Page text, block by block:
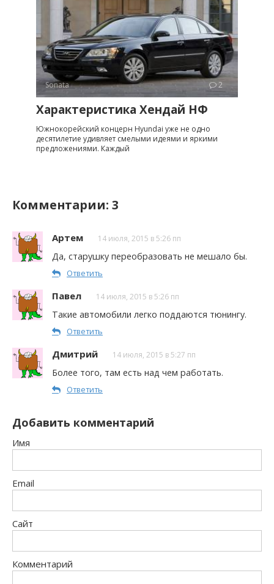
Sonata 2
Характеристика Хендай НФ
Южнокорейский концерн Hyundai уже не одно
десятилетие удивляет смелыми идеями и яркими
предложениями. Каждый
Комментарии: 3
Артем 14 июля, 2015 в 5:26 пп
Да, старушку переобразовать не мешало бы.
Ответить
Павел 14 июля, 2015 в 5:26 пп
Такие автомобили легко поддаются тюнингу.
Ответить
Дмитрий 14 июля, 2015 в 5:27 пп
Более того, там есть над чем работать.
Ответить
Добавить комментарий
Имя
Email
Сайт
Комментарий